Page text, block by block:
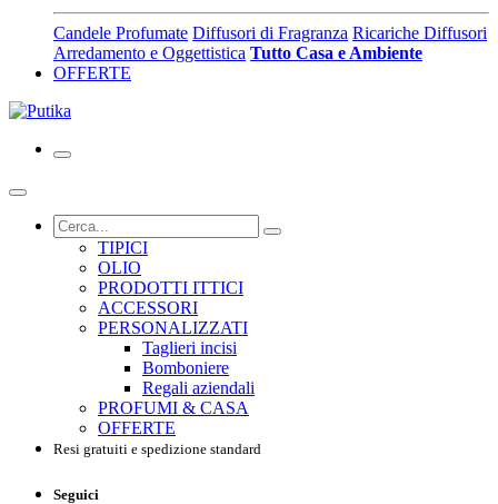
Candele Profumate Diffusori di Fragranza Ricariche Diffusori
Arredamento e Oggettistica Tutto Casa e Ambiente
OFFERTE
TIPICI
OLIO
PRODOTTI ITTICI
ACCESSORI
PERSONALIZZATI
Taglieri incisi
Bomboniere
Regali aziendali
PROFUMI & CASA
OFFERTE
Resi gratuiti e spedizione standard
Seguici